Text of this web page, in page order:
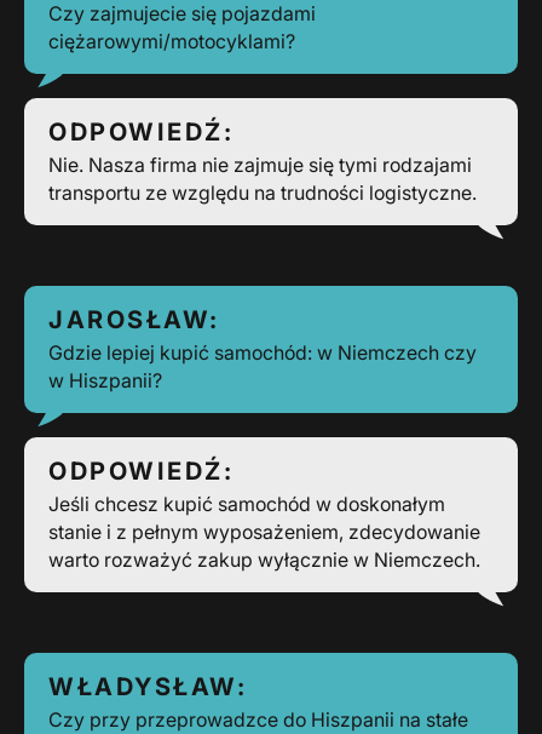
Czy zajmujecie się pojazdami
ciężarowymi/motocyklami?
ODPOWIEDŹ:
Nie. Nasza firma nie zajmuje się tymi rodzajami
transportu ze względu na trudności logistyczne.
JAROSŁAW:
Gdzie lepiej kupić samochód: w Niemczech czy
w Hiszpanii?
ODPOWIEDŹ:
Jeśli chcesz kupić samochód w doskonałym
stanie i z pełnym wyposażeniem, zdecydowanie
warto rozważyć zakup wyłącznie w Niemczech.
WŁADYSŁAW:
Czy przy przeprowadzce do Hiszpanii na stałe